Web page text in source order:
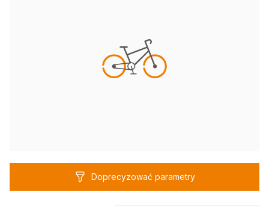
Doprecyzować parametry